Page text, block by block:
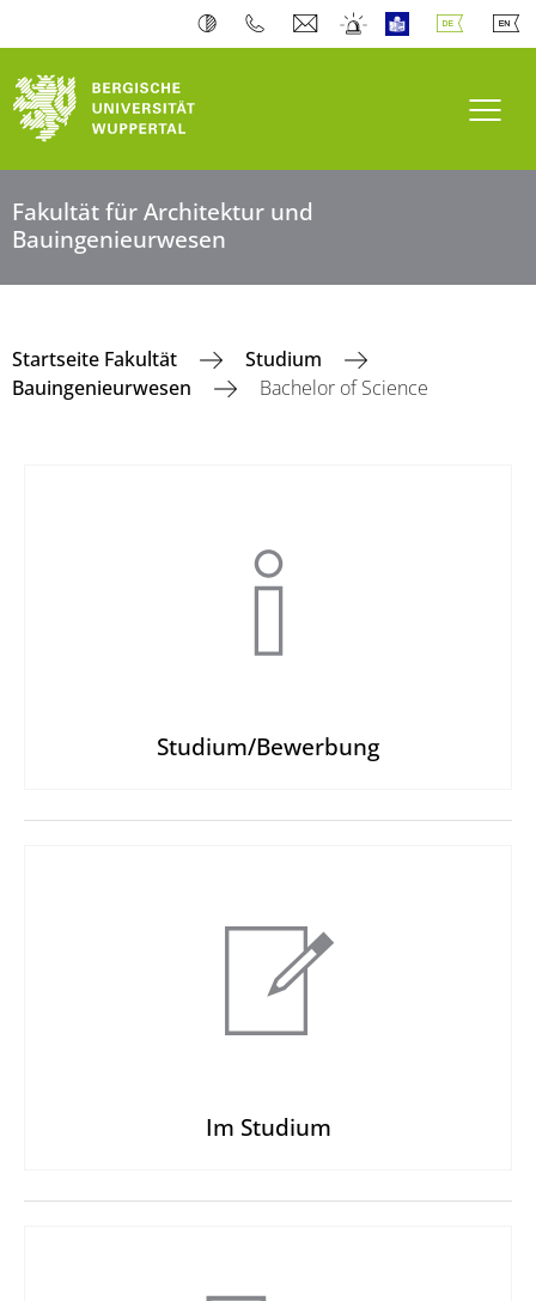
Fakultät für Architektur und
Bauingenieurwesen
Startseite Fakultät
Studium
Bauingenieurwesen
Bachelor of Science
Studium/Bewerbung
Im Studium